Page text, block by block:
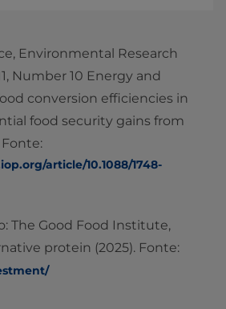
Environmental Research
Number 10 Energy and
conversion efficiencies in
food security gains from
article/10.1088/1748-
The Good Food Institute,
protein (2025). Fonte: